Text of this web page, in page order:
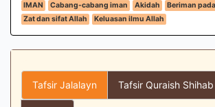
IMAN Cabang-cabang iman Akidah
Beriman
Zat dan sifat Allah
Keluasan ilmu Allah
Tafsir Jalalayn Tafsir Quraish Shihab